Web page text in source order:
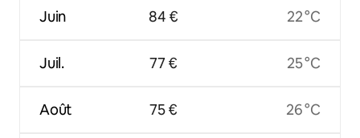
Juin
Juil.
Août
84 €
77 €
75 €
22 °C
25 °C
26 °C